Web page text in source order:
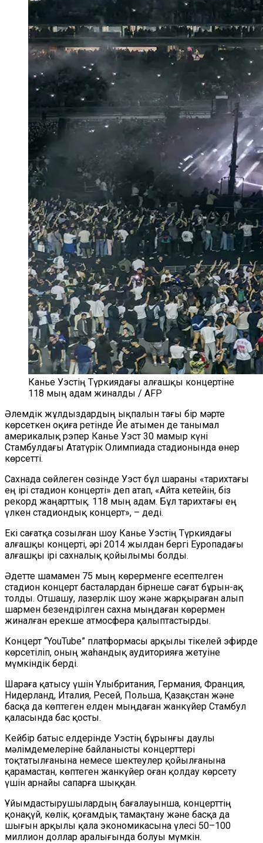
Канье Уэстің Түркиядағы алғашқы концертіне
118 мың адам жиналды / AFP
Әлемдік жұлдыздардың ықпалын тағы бір мәрте
көрсеткен оқиға ретінде Йе атымен де танымал
америкалық рэпер Канье Уэст 30 мамыр күні
Стамбулдағы Ататүрік Олимпиада стадионында өнер
көрсетті.
Сахнада сөйлеген сөзінде Уэст бұл шараны «тарихтағы
ең ірі стадион концерті» деп атап, «Айта кетейін, біз
рекорд жаңарттық. 118 мың адам. Бұл тарихтағы ең
үлкен стадиондық концерт», – деді.
Екі сағатқа созылған шоу Канье Уэстің Түркиядағы
алғашқы концерті, әрі 2014 жылдан бергі Еуропадағы
алғашқы ірі сахналық қойылымы болды.
Әдетте шамамен 75 мың көрерменге есептелген
стадион концерт басталардан бірнеше сағат бұрын-ақ
толды. Отшашу, лазерлік шоу және жарқыраған алып
шармен безендірілген сахна мыңдаған көрермен
жиналған ерекше атмосфера қалыптастырды.
Концерт “YouTube” платформасы арқылы тікелей эфирде
көрсетіліп, оның жаһандық аудиторияға жетуіне
мүмкіндік берді.
Шараға қатысу үшін Ұлыбритания, Германия, Франция,
Нидерланд, Италия, Ресей, Польша, Қазақстан және
басқа да көптеген елден мыңдаған жанкүйер Стамбул
қаласында бас қосты.
Кейбір батыс елдерінде Уэстің бұрынғы даулы
мәлімдемелеріне байланысты концерттері
тоқтатылғанына немесе шектеулер қойылғанына
қарамастан, көптеген жанкүйер оған қолдау көрсету
үшін арнайы сапарға шыққан.
Ұйымдастырушылардың бағалауынша, концерттің
қонақүй, көлік, қоғамдық тамақтану және басқа да
шығын арқылы қала экономикасына үлесі 50–100
миллион доллар аралығында болуы мүмкін.